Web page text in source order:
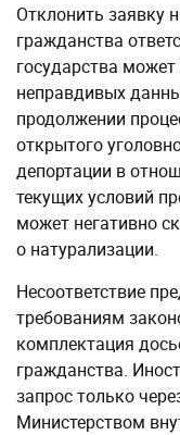
Отклонить заявку
гражданства
государства
неправдивых
продолжении
открытого
депортации в
текущих условий
может негативно
о натурализации.
Несоответствие
требованиям
комплектация
гражданства.
запрос только
Министерством